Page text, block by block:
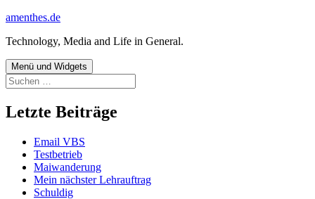
Zum
springen
amenthes.de
Technology, Media and Life in General.
Menü und Widgets
Suchen
nach:
Letzte Beiträge
Email VBS
Testbetrieb
Maiwanderung
Mein nächster Lehrauftrag
Schuldig